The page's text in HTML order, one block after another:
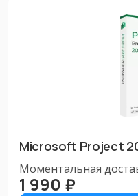
Microsoft Project
Моментальная
1 990 ₽